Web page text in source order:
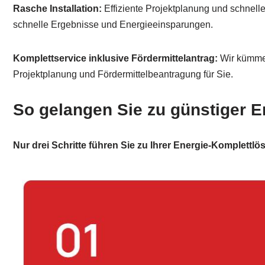
Rasche Installation: Effiziente Projektplanung und
schnelle Ergebnisse und Energieeinsparungen.
Komplettservice inklusive Fördermittelantrag: Wir
Projektplanung und Fördermittelbeantragung für Sie.
So gelangen Sie zu günstiger
Nur drei Schritte führen Sie zu Ihrer Energie-